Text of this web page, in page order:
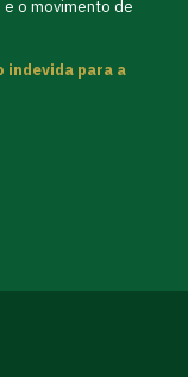
o movimento de
indevida para a